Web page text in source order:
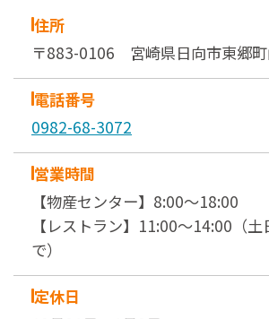
住所
〒883-0106 宮崎県日向市東郷
電話番号
0982-68-3072
営業時間
【物産センター】8:00～18:00
【レストラン】11:00～14:00（
で）
定休日